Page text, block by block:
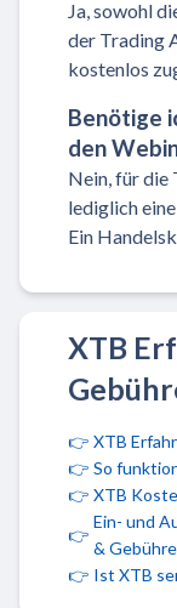
Ja, sowohl
der Trading
kostenlos
Benötige
den
Nein, für die
lediglich
Ein
XTB
👉 XTB
👉 So
👉 XTB
👉
Ein- und
&
👉 Ist XTB